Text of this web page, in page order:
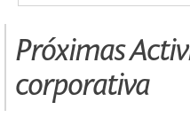
Próximas
corporativa